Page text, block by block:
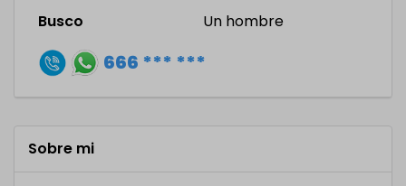
Busco
Un hombre
666 *** ***
Sobre mi